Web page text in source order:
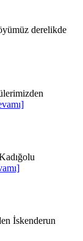
derelikde
İskenderun